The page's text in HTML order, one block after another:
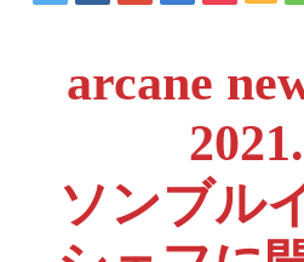
arcane
ソンブル